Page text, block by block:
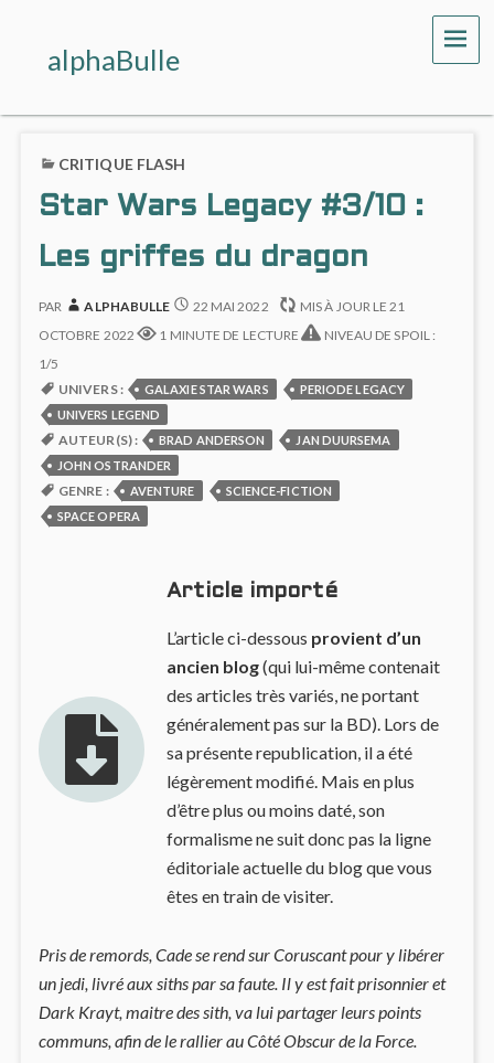
alphaBulle
CRITIQUE FLASH
Star Wars Legacy #3/10 :
Les griffes du dragon
PAR ALPHABULLE 22 MAI 2022 MIS À JOUR LE21
OCTOBRE 2022
1 MINUTE DE LECTURE
NIVEAU DE SPOIL :
1/5
UNIVERS :
GALAXIE STAR WARS
PERIODE LEGACY
UNIVERS LEGEND
AUTEUR(S) : BRAD ANDERSON
JAN DUURSEMA
JOHN OSTRANDER
GENRE : AVENTURE
SCIENCE-FICTION
SPACE OPERA
Article importé
L’article ci-dessous provient d’un
ancien blog(qui lui-même contenait
des articles très variés, ne portant
généralement pas sur la BD). Lors de
sa présente republication, il a été
légèrement modifié. Mais en plus
d’être plus ou moins daté, son
formalisme ne suit donc pas la ligne
éditoriale actuelle du blog que vous
êtes en train de visiter.
Pris de remords, Cade se rend sur Coruscant pour y libérer
un jedi, livré aux siths par sa faute. Il y est fait prisonnier et
Dark Krayt, maitre des sith, va lui partager leurs points
communs, afin de le rallier au Côté Obscur de la Force.